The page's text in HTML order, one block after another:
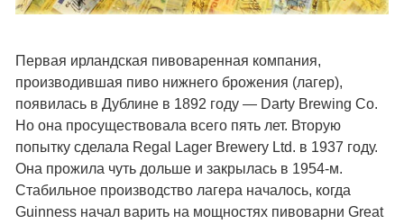
Первая ирландская пивоваренная компания,
производившая пиво нижнего брожения (лагер),
появилась в Дублине в 1892 году — Darty Brewing Co.
Но она просуществовала всего пять лет. Вторую
попытку сделала Regal Lager Brewery Ltd. в 1937 году.
Она прожила чуть дольше и закрылась в 1954-м.
Стабильное производство лагера началось, когда
Guinness начал варить на мощностях пивоварни Great